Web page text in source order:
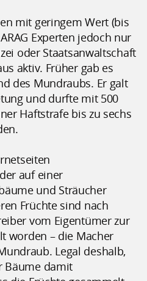
mit geringem Wert (bis
Experten jedoch nur
oder Staatsanwaltschaft
aktiv. Früher gab es
des Mundraubs. Er galt
und durfte mit 500
Haftstrafe bis zu sechs
auf einer
und Sträucher
Früchte sind nach
vom Eigentümer zur
worden – die Macher
Legal deshalb,
Bäume damit